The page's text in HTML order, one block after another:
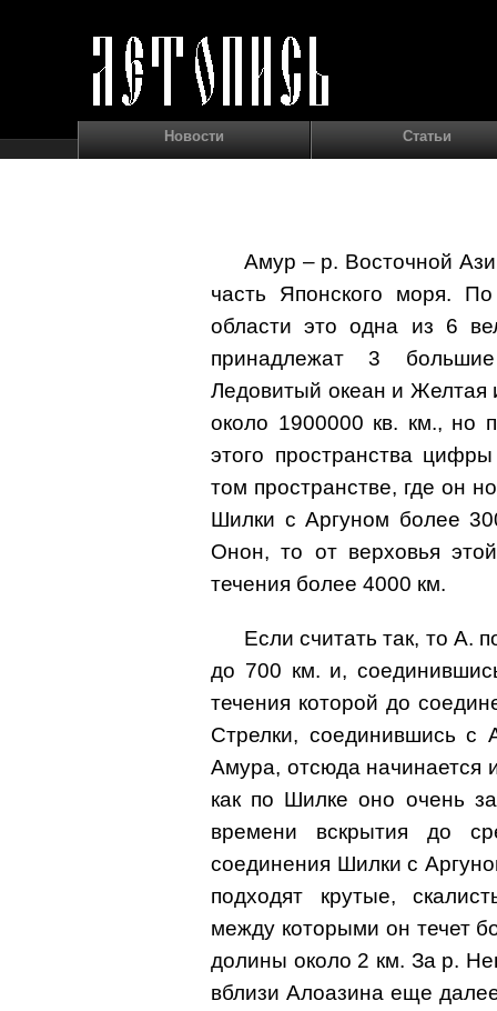
Новости Статьи
Амур – р. Восточной
часть Японского моря.
области это одна из 6
принадлежат 3
Ледовитый океан и Желтая
около 1900000 кв. км., но
этого пространства
том пространстве, где он
Шилки с Аргуном более
Онон, то от верховья
течения более 4000 км.
Если считать так, то А.
до 700 км. и,
течения которой до
Стрелки, соединившись с
Амура, отсюда начинается
как по Шилке оно очень
времени вскрытия до
соединения Шилки с
подходят крутые,
между которыми он течет
долины около 2 км. За р.
вблизи Алоазина еще